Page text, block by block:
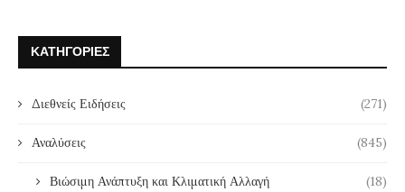
ΚΑΤΗΓΟΡΊΕΣ
Διεθνείς Ειδήσεις (271)
Αναλύσεις (845)
Βιώσιμη Ανάπτυξη και Κλιματική Αλλαγή (18)